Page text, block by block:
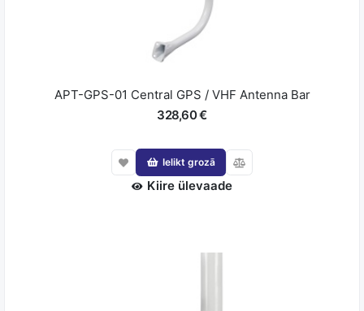
APT-GPS-01 Central GPS / VHF Antenna Bar
328,60 €
Ielikt grozā
Kiire ülevaade